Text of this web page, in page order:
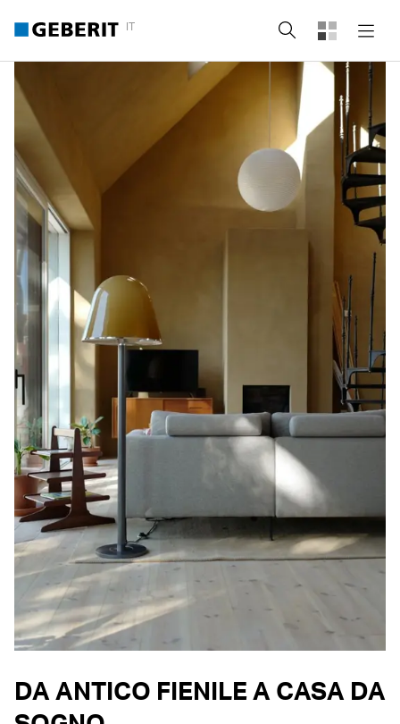
IT Cerca
DA ANTICO FIENILE A CASA DA